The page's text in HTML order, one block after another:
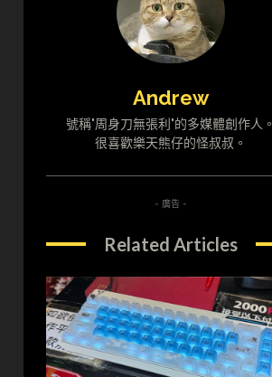
Andrew
號稱"周身刀無張利"的多媒體創作人。
很喜歡樂天熊仔的怪叔叔。
- 廣告 -
Related Articles